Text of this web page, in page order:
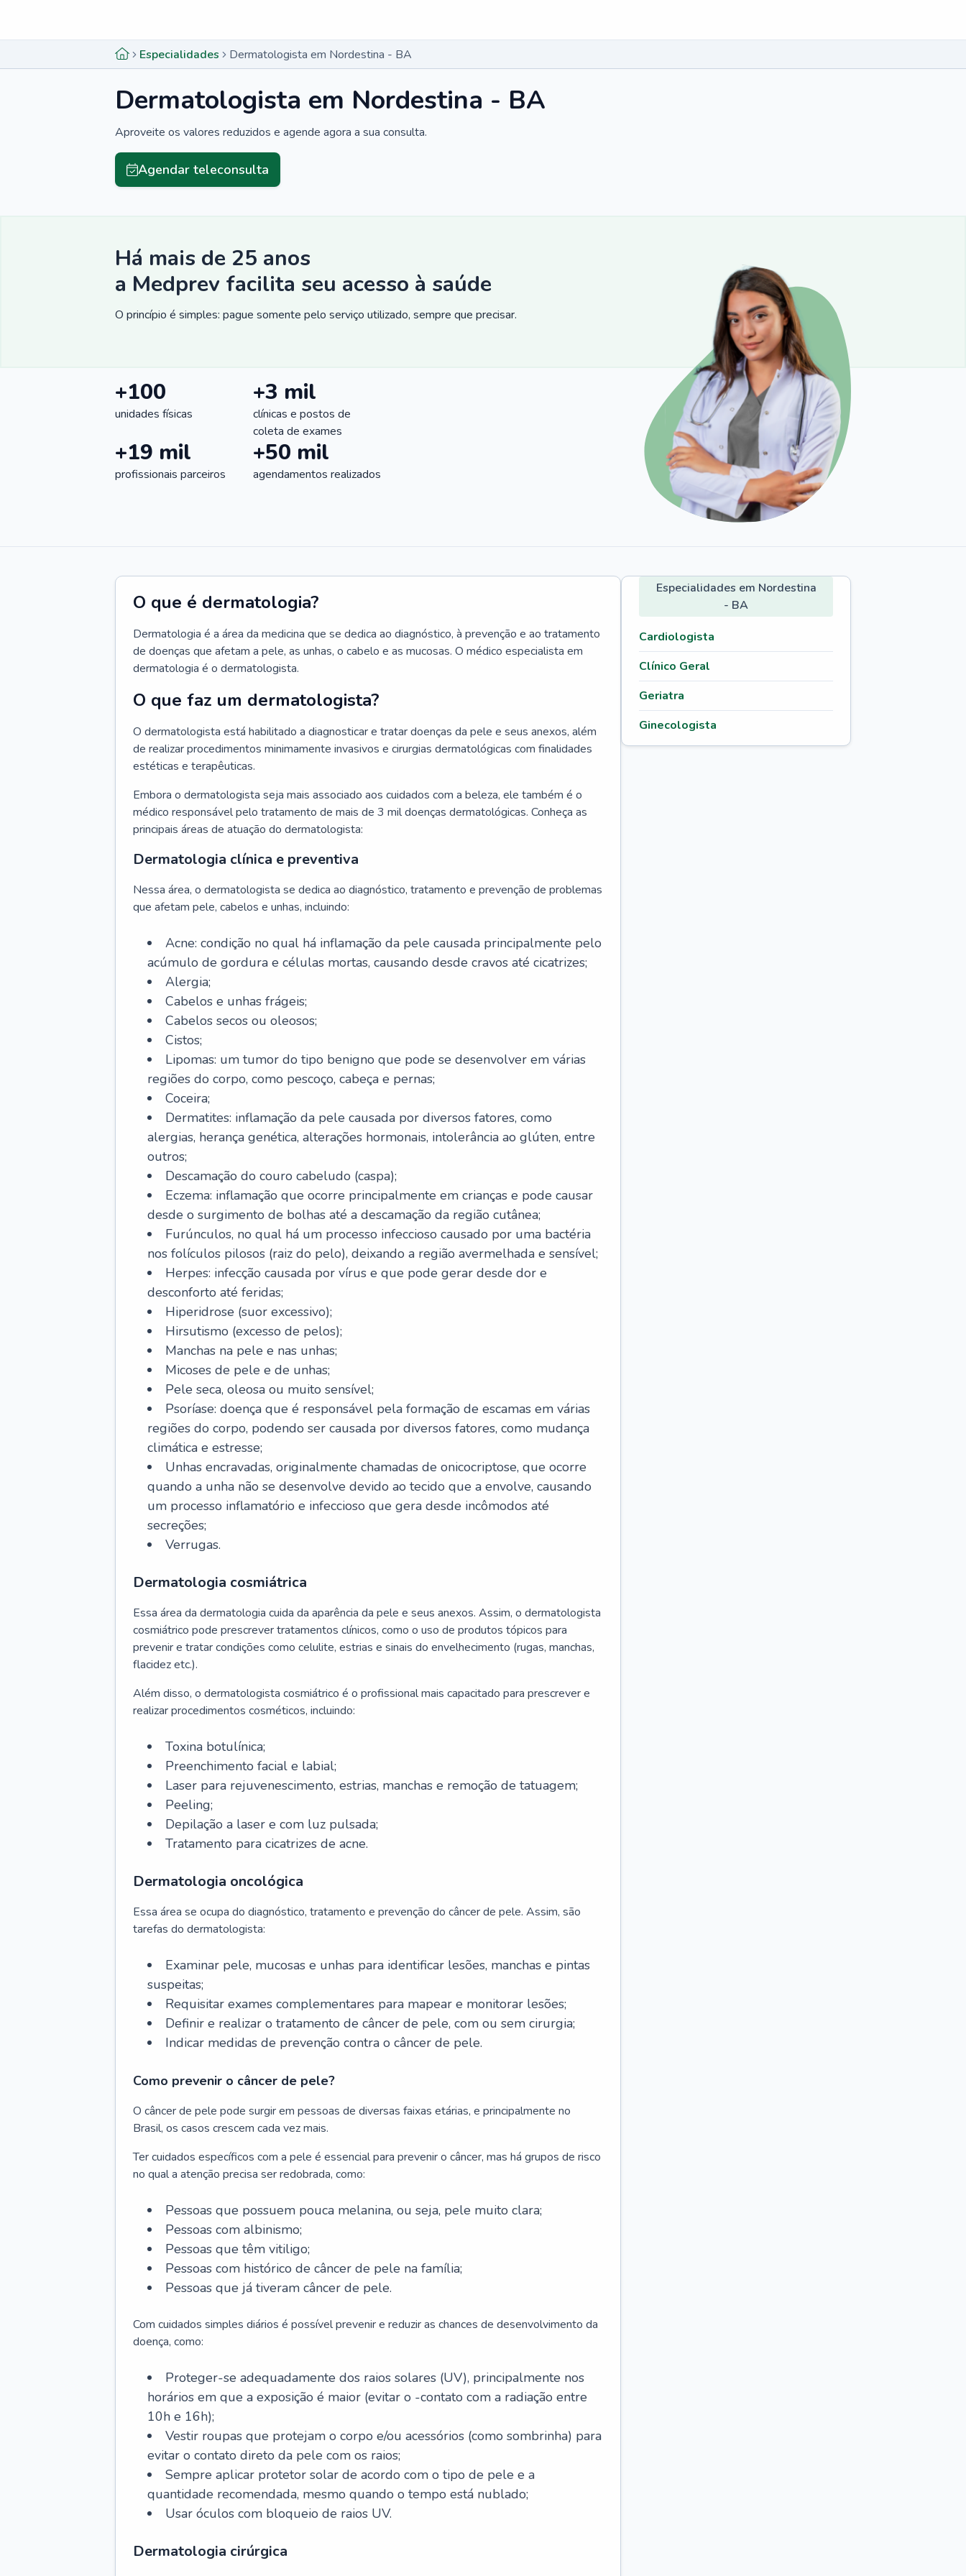
Especialidades Dermatologista em Nordestina - BA
Dermatologista em Nordestina - BA
Aproveite os valores reduzidos e agende agora a sua consulta.
Agendar teleconsulta
Há mais de 25 anos
a Medprev facilita seu acesso à saúde
O princípio é simples: pague somente pelo serviço utilizado, sempre que precisar.
+100
unidades físicas
+3 mil
clínicas e postos de
coleta de exames
+19 mil
profissionais parceiros
+50 mil
agendamentos realizados
O que é dermatologia?
Dermatologia é a área da medicina que se dedica ao diagnóstico, à prevenção e ao tratamento
de doenças que afetam a pele, as unhas, o cabelo e as mucosas. O médico especialista em
dermatologia é o dermatologista.
O que faz um dermatologista?
O dermatologista está habilitado a diagnosticar e tratar doenças da pele e seus anexos, além
de realizar procedimentos minimamente invasivos e cirurgias dermatológicas com finalidades
estéticas e terapêuticas.
Embora o dermatologista seja mais associado aos cuidados com a beleza, ele também é o
médico responsável pelo tratamento de mais de 3 mil doenças dermatológicas. Conheça as
principais áreas de atuação do dermatologista:
Dermatologia clínica e preventiva
Nessa área, o dermatologista se dedica ao diagnóstico, tratamento e prevenção de problemas
que afetam pele, cabelos e unhas, incluindo:
Acne: condição no qual há inflamação da pele causada principalmente pelo
acúmulo de gordura e células mortas, causando desde cravos até cicatrizes;
Alergia;
Cabelos e unhas frágeis;
Cabelos secos ou oleosos;
Cistos;
Lipomas: um tumor do tipo benigno que pode se desenvolver em várias
regiões do corpo, como pescoço, cabeça e pernas;
Coceira;
Dermatites: inflamação da pele causada por diversos fatores, como
alergias, herança genética, alterações hormonais, intolerância ao glúten, entre
outros;
Descamação do couro cabeludo (caspa);
Eczema: inflamação que ocorre principalmente em crianças e pode causar
desde o surgimento de bolhas até a descamação da região cutânea;
Furúnculos, no qual há um processo infeccioso causado por uma bactéria
nos folículos pilosos (raiz do pelo), deixando a região avermelhada e sensível;
Herpes: infecção causada por vírus e que pode gerar desde dor e
desconforto até feridas;
Hiperidrose (suor excessivo);
Hirsutismo (excesso de pelos);
Manchas na pele e nas unhas;
Micoses de pele e de unhas;
Pele seca, oleosa ou muito sensível;
Psoríase: doença que é responsável pela formação de escamas em várias
regiões do corpo, podendo ser causada por diversos fatores, como mudança
climática e estresse;
Unhas encravadas, originalmente chamadas de onicocriptose, que ocorre
quando a unha não se desenvolve devido ao tecido que a envolve, causando
um processo inflamatório e infeccioso que gera desde incômodos até
secreções;
Verrugas.
Dermatologia cosmiátrica
Essa área da dermatologia cuida da aparência da pele e seus anexos. Assim, o dermatologista
cosmiátrico pode prescrever tratamentos clínicos, como o uso de produtos tópicos para
prevenir e tratar condições como celulite, estrias e sinais do envelhecimento (rugas, manchas,
flacidez etc.).
Além disso, o dermatologista cosmiátrico é o profissional mais capacitado para prescrever e
realizar procedimentos cosméticos, incluindo:
Toxina botulínica;
Preenchimento facial e labial;
Laser para rejuvenescimento, estrias, manchas e remoção de tatuagem;
Peeling;
Depilação a laser e com luz pulsada;
Tratamento para cicatrizes de acne.
Dermatologia oncológica
Essa área se ocupa do diagnóstico, tratamento e prevenção do câncer de pele. Assim, são
tarefas do dermatologista:
Examinar pele, mucosas e unhas para identificar lesões, manchas e pintas
suspeitas;
Requisitar exames complementares para mapear e monitorar lesões;
Definir e realizar o tratamento de câncer de pele, com ou sem cirurgia;
Indicar medidas de prevenção contra o câncer de pele.
Como prevenir o câncer de pele?
O câncer de pele pode surgir em pessoas de diversas faixas etárias, e principalmente no
Brasil, os casos crescem cada vez mais.
Ter cuidados específicos com a pele é essencial para prevenir o câncer, mas há grupos de risco
no qual a atenção precisa ser redobrada, como:
Pessoas que possuem pouca melanina, ou seja, pele muito clara;
Pessoas com albinismo;
Pessoas que têm vitiligo;
Pessoas com histórico de câncer de pele na família;
Pessoas que já tiveram câncer de pele.
Com cuidados simples diários é possível prevenir e reduzir as chances de desenvolvimento da
doença, como:
Proteger-se adequadamente dos raios solares (UV), principalmente nos
horários em que a exposição é maior (evitar o -contato com a radiação entre
10h e 16h);
Vestir roupas que protejam o corpo e/ou acessórios (como sombrinha) para
evitar o contato direto da pele com os raios;
Sempre aplicar protetor solar de acordo com o tipo de pele e a
quantidade recomendada, mesmo quando o tempo está nublado;
Usar óculos com bloqueio de raios UV.
Dermatologia cirúrgica
Especialidades em Nordestina
- BA
Cardiologista
Clínico Geral
Geriatra
Ginecologista